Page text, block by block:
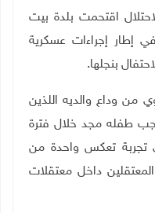
اقتحمت بلدة بيت
إطار إجراءات عسكرية
بنجلها.
من وداع والديه اللذين
طفله مجد خلال فترة
تجربة تعكس واحدة من
المعتقلين داخل معتقلات